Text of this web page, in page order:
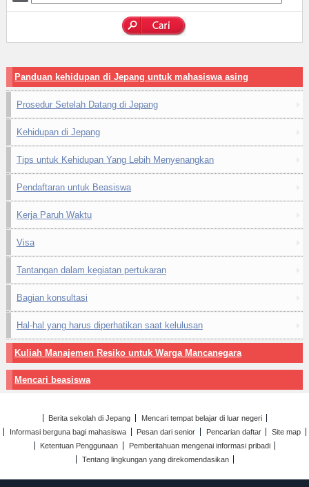
Panduan kehidupan di Jepang untuk mahasiswa asing
Prosedur Setelah Datang di Jepang
Kehidupan di Jepang
Tips untuk Kehidupan Yang Lebih Menyenangkan
Pendaftaran untuk Beasiswa
Kerja Paruh Waktu
Visa
Tantangan dalam kegiatan pertukaran
Bagian konsultasi
Hal-hal yang harus diperhatikan saat kelulusan
Kuliah Manajemen Resiko untuk Warga Mancanegara
Mencari beasiswa
Berita sekolah di Jepang
Mencari tempat belajar di luar negeri
Informasi berguna bagi mahasiswa
Pesan dari senior Pencarian daftar
Site map
Ketentuan Penggunaan
Pemberitahuan mengenai informasi pribadi
Tentang lingkungan yang direkomendasikan